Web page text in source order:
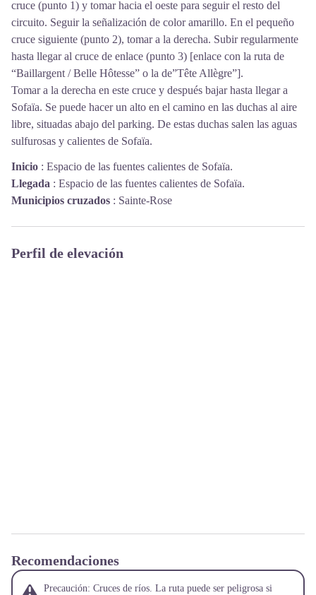
cruce (punto 1) y tomar hacia el oeste para seguir el resto del
circuito. Seguir la señalización de color amarillo. En el pequeño
cruce siguiente (punto 2), tomar a la derecha. Subir regularmente
hasta llegar al cruce de enlace (punto 3) [enlace con la ruta de
“Baillargent / Belle Hôtesse” o la de”Tête Allègre”].
Tomar a la derecha en este cruce y después bajar hasta llegar a
Sofaïa. Se puede hacer un alto en el camino en las duchas al aire
libre, situadas abajo del parking. De estas duchas salen las aguas
sulfurosas y calientes de Sofaïa.
Inicio : Espacio de las fuentes calientes de Sofaïa.
Llegada : Espacio de las fuentes calientes de Sofaïa.
Municipios cruzados : Sainte-Rose
Perfil de elevación
Recomendaciones
Precaución: Cruces de ríos. La ruta puede ser peligrosa si